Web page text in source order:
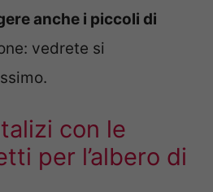
anche i piccoli di
vedrete si
con le
per l’albero di